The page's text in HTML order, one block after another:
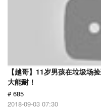
【越哥】11岁男孩在垃圾场
大能耐！
# 685
2018-09-03 07:30